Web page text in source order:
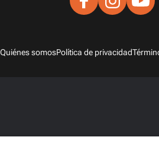
Quiénes somosPolítica de privacidad